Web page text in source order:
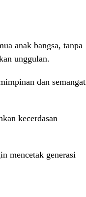
anak bangsa, tanpa
unggulan.
dan semangat
kecerdasan
mencetak generasi